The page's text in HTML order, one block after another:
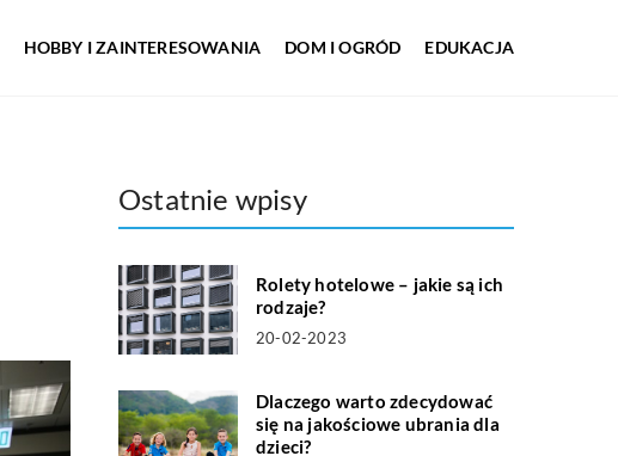
HOBBY I ZAINTERESOWANIA DOM I OGRÓD EDUKACJA
Ostatnie wpisy
Rolety hotelowe – jakie są ich
rodzaje?
20-02-2023
Dlaczego warto zdecydować
się na jakościowe ubrania dla
dzieci?